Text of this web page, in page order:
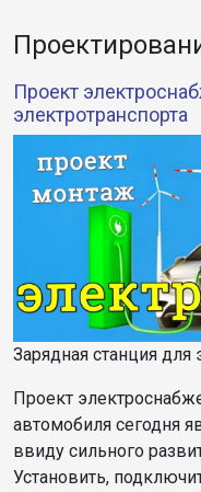
Проект
электротранспорта
Зарядная станция
Проект
автомобиля сегодня
ввиду сильного
Установить,